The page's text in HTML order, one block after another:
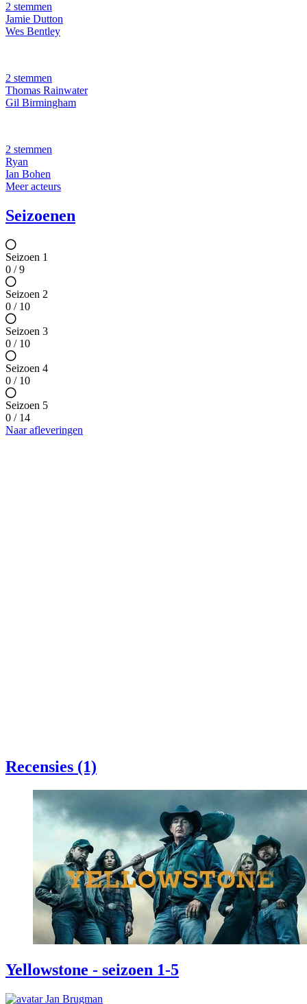
2 stemmen
Jamie Dutton
Wes Bentley
2 stemmen
Thomas Rainwater
Gil Birmingham
2 stemmen
Ryan
Ian Bohen
Meer acteurs
Seizoenen
Seizoen 1
0 / 9
Seizoen 2
0 / 10
Seizoen 3
0 / 10
Seizoen 4
0 / 10
Seizoen 5
0 / 14
Naar afleveringen
Recensies (1)
Yellowstone - seizoen 1-5